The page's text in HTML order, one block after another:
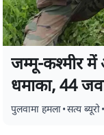
जम्मू-कश्मीर में
धमाका, 44
पुलवामा हमला•सत्य ब्यूरो•